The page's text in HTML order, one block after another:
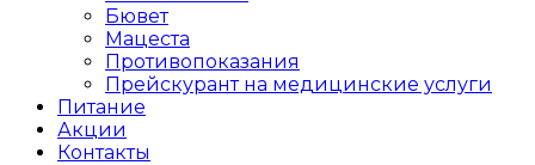
Бювет
Мацеста
Противопоказания
Прейскурант на медицинские услуги
Питание
Акции
Контакты